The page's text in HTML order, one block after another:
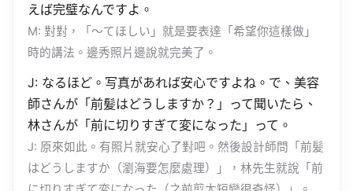
えば完璧なんですよ。
M: 對對，「〜てほしい」就是要表達「希望你這樣做」
時的講法。邊秀照片邊說就完美了。
J: なるほど。写真があれば安心ですよね。で、美容
師さんが「前髪はどうしますか？」って聞いたら、
林さんが「前に切りすぎて変になった」って。
J: 原來如此。有照片就安心了對吧。然後設計師問「前髪
はどうしますか（瀏海要怎麼處理）」，林先生就說「前